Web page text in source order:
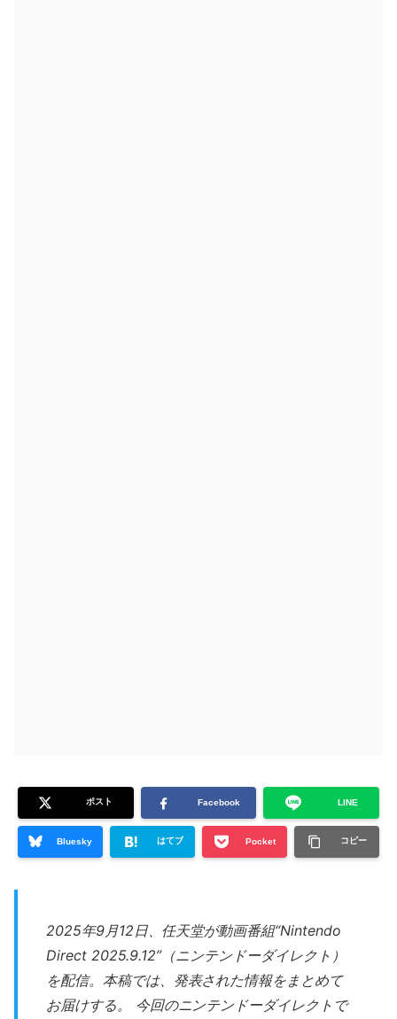
ポスト Facebook LINE
Bluesky はてブ Pocket コピー
2025年9月12日、任天堂が動画番組“Nintendo
Direct 2025.9.12”（ニンテンドーダイレクト）
を配信。本稿では、発表された情報をまとめて
お届けする。 今回のニンテンドーダイレクトで